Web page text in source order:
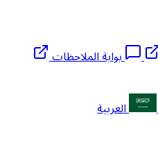
بوابة الملاحظات
العربية